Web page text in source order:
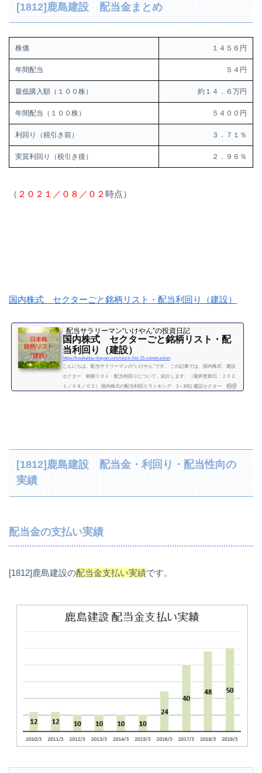
[1812]鹿島建設 配当金まとめ
株価 １４５６円
年間配当 ５４円
最低購入額（１００株） 約１４．６万円
年間配当（１００株） ５４００円
利回り（税引き前） ３．７１％
実質利回り（税引き後） ２．９６％
（ ２０２１／０８／０２時点）
国内株式 セクターごと銘柄リスト・配当利回り（建設）
配当サラリーマン“いけやん”の投資日記 ​
国内株式 セクターごと銘柄リスト・配
当利回り（建設）
https://kouhaitou-ikeyan.com/stock-list-15-construction
こんにちは。配当サラリーマンの“いけやん”です。 この記事では、国内株式 建設
セクター 銘柄リスト・配当利回りについて、紹介します。（最終更新日：２０２
１／０８／０２） 国内株式の配当利回りランキング 1～10位 建設セクター 利回
[1812]鹿島建設 配当金・利回り・配当性向の
実績
配当金の支払い実績
[1812]鹿島建設の配当金支払い実績です。